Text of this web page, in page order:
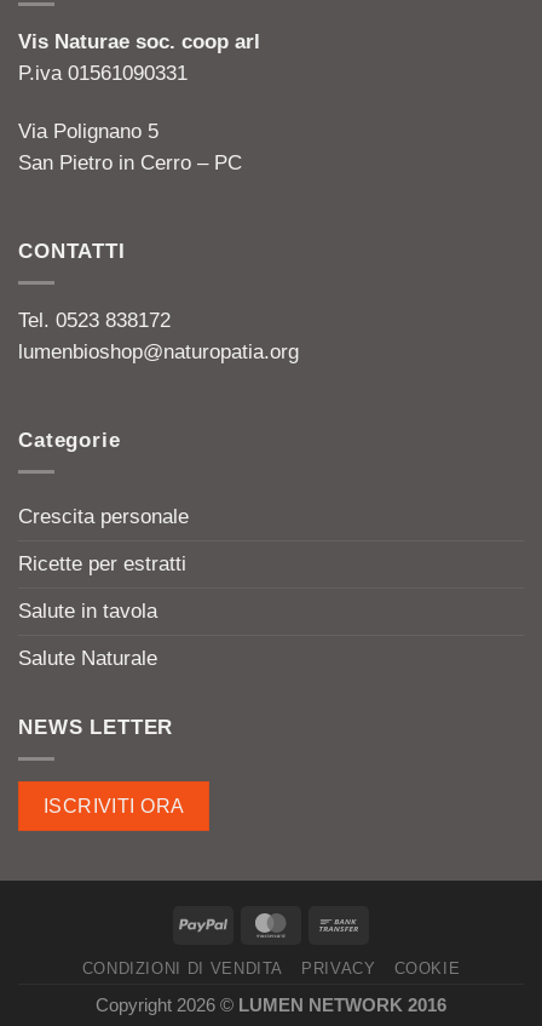
Vis Naturae soc. coop arl
P.iva 01561090331
Via Polignano 5
San Pietro in Cerro – PC
CONTATTI
Tel. 0523 838172
lumenbioshop@naturopatia.org
Categorie
Crescita personale
Ricette per estratti
Salute in tavola
Salute Naturale
NEWS LETTER
ISCRIVITI ORA
CONDIZIONI DI VENDITA PRIVACY COOKIE
Copyright 2026 © LUMEN NETWORK 2016